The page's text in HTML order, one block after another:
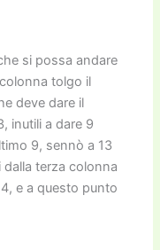
si possa andare
tolgo il
deve dare il
inutili a dare 9
9, sennò a 13
dalla terza colonna
e a questo punto